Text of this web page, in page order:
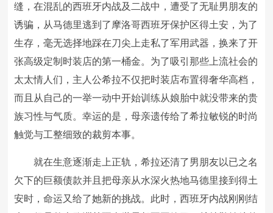
缝，在混乱的西班牙内战及二战中，遭受了无耻男朋友的
诱骗，从马德里逃到了摩洛哥西班牙保护区得土安，为了
生存，毫无选择地踩在刀尖上走私了军用武器，换来了开
张高级定制时装店的第一桶金。为了吸引那些上流社会的
太太情人们，主人公希拉不仅把时装店布置得奢华高档，
而且从自己的一举一动中开始训练从娘胎中就没带来的贵
族习性与气质。幸运的是，母亲遗传给了希拉敏锐的时尚
触觉与工整细致的裁剪本事。
就在生意逐渐走上正轨，希拉还清了男朋友以已之名
欠下的巨额债款并且把母亲从水深火热地马德里接到得土
安时，命运又给了她新的挑战。此时，西班牙内战刚刚结